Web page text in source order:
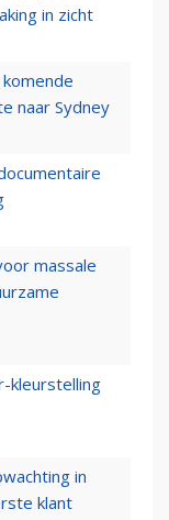
in zicht
naar Sydney
massale
kleurstelling
in
klant